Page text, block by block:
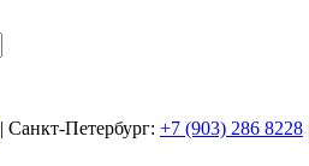
| Санкт-Петербург: +7 (903) 286 8228